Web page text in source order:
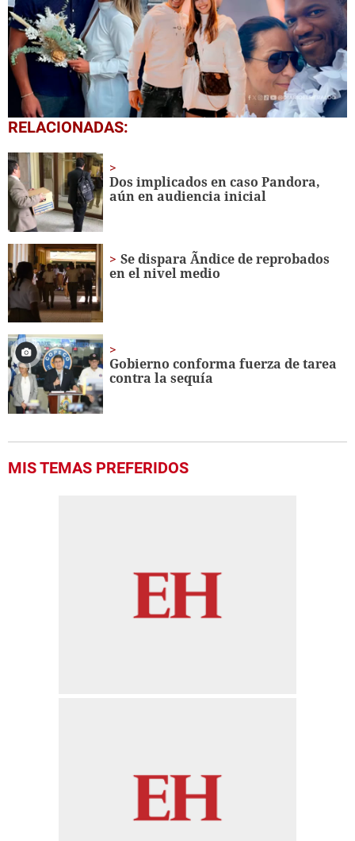
0
of
minutes,
31
seconds
RELACIONADAS:
Dos implicados en caso Pandora,
aún en audiencia inicial
Se dispara Ã­ndice de reprobados
en el nivel medio
Gobierno conforma fuerza de tarea
contra la sequía
MIS TEMAS PREFERIDOS